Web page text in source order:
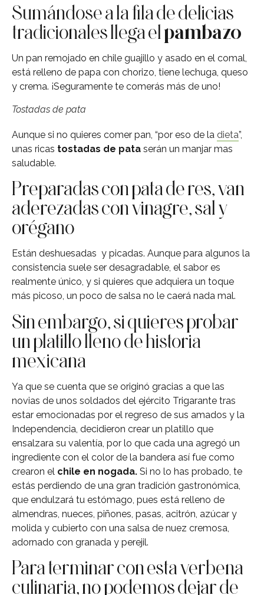
Sumándose a la fila de delicias
tradicionales llega elpambazo
Un pan remojado en chile guajillo y asado en el comal,
está relleno de papa con chorizo, tiene lechuga, queso
y crema. ¡Seguramente te comerás más de uno!
Tostadas de pata
Aunque si no quieres comer pan, “por eso de la dieta”,
unas ricas tostadas de pata serán un manjar mas
saludable.
Preparadas con pata de res, van
aderezadas con vinagre, sal y
orégano
Están deshuesadas y picadas. Aunque para algunos la
consistencia suele ser desagradable, el sabor es
realmente único, y si quieres que adquiera un toque
más picoso, un poco de salsa no le caerá nada mal.
Sin embargo, si quieres probar
un platillo lleno de historia
mexicana
Ya que se cuenta que se originó gracias a que las
novias de unos soldados del ejército Trigarante tras
estar emocionadas por el regreso de sus amados y la
Independencia, decidieron crear un platillo que
ensalzara su valentía, por lo que cada una agregó un
ingrediente con el color de la bandera así fue como
crearon el chile en nogada. Si no lo has probado, te
estás perdiendo de una gran tradición gastronómica,
que endulzará tu estómago, pues está relleno de
almendras, nueces, piñones, pasas, acitrón, azúcar y
molida y cubierto con una salsa de nuez cremosa,
adornado con granada y perejil.
Para terminar con esta verbena
culinaria, no podemos dejar de